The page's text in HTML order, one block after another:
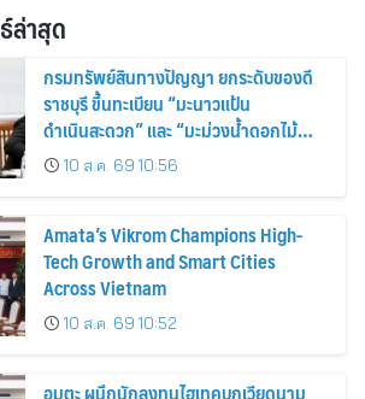
ล่าสุด
กรมทรัพย์สินทางปัญญา ยกระดับของดี
ราชบุรี ขึ้นทะเบียน “มะนาวแป้น
ดำเนินสะดวก” และ “มะม่วงน้ำดอกไม้
ราชบุรี” เป็น GI น้องใหม่ เดินหน้าเพิ่ม
มูลค่าเกษตรอัตลักษณ์ ขับเคลื่อน
10 ส.ค. 69 10:56
Amata’s Vikrom Champions High-
Tech Growth and Smart Cities
Across Vietnam
10 ส.ค. 69 10:52
อมตะ ผนึกนักลงทุนไฮเทคบุกเวียดนาม